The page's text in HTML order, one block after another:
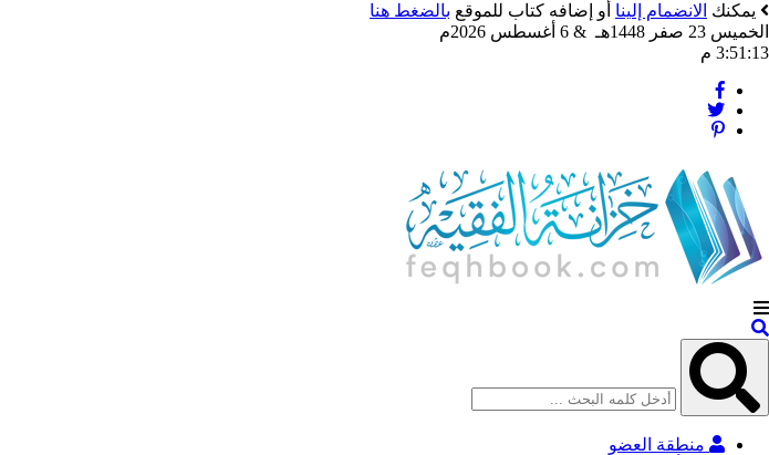
يمكنك الانضمام إلينا أو إضافه كتاب للموقع بالضغط هنا
الخميس 23 صفر 1448هـ & 6 أغسطس 2026م
3:51:15 م
منطقة العضو